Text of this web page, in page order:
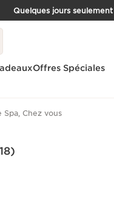
Quelques jours
Offres Spéciales
Spa, Chez vous